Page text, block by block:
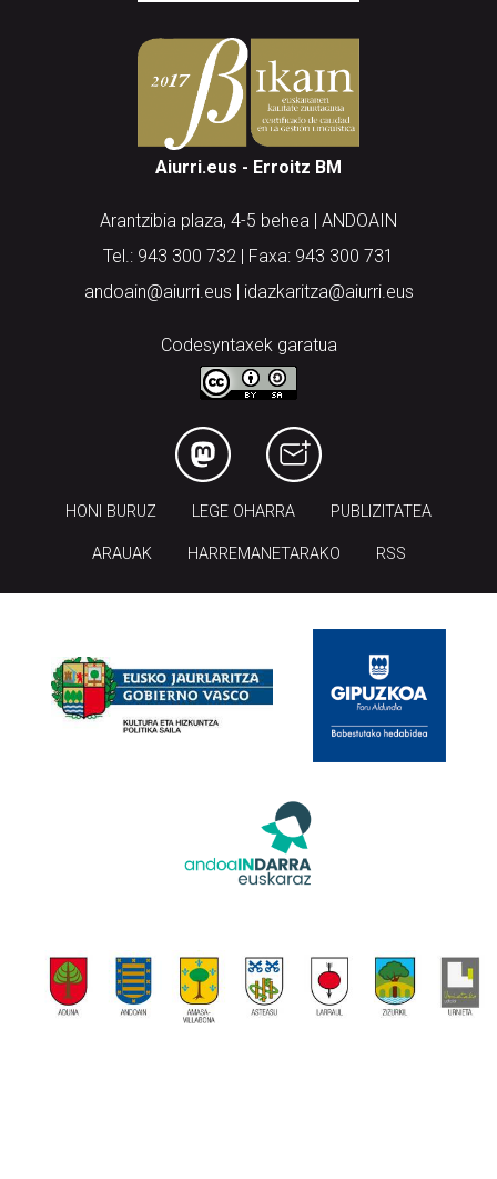
Aiurri.eus - Erroitz BM
Arantzibia plaza, 4-5 behea | ANDOAIN
Tel.: 943 300 732 | Faxa: 943 300 731
andoain@aiurri.eus | idazkaritza@aiurri.eus
Codesyntaxek garatua
HONI BURUZ LEGE OHARRA PUBLIZITATEA
ARAUAK HARREMANETARAKO RSS